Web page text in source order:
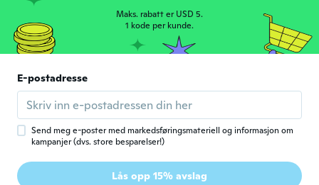
Muy bien me encantó
F flora
Ble med i 2017 · 5 omtaler
Beautiful
Tone
Ble med i 2017 · 15 omtaler
Maks. rabatt er USD 5.
1 kode per kunde.
E-postadresse
Send meg e-poster med markedsføringsmateriell og informasjon om
kampanjer (dvs. store besparelser!)
Lås opp 15% avslag